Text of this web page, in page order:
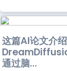
这篇AI论文介
通过脑...